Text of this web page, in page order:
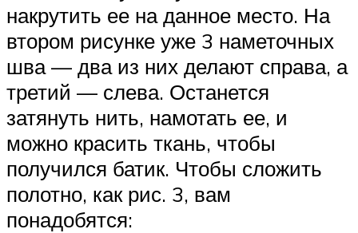
накрутить ее на данное место. На
втором рисунке уже 3 наметочных
шва — два из них делают справа, а
третий — слева. Останется
затянуть нить, намотать ее, и
можно красить ткань, чтобы
получился батик. Чтобы сложить
полотно, как рис. 3, вам
понадобятся: